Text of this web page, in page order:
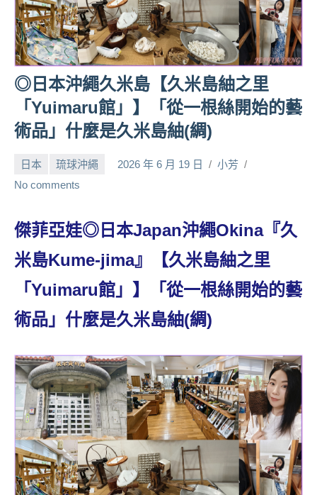
題
旅
遊、
達
人
路、
旅
節
目
News
金
探
目
外
景
目
主
持、
吳
哥
◎日本沖繩久米島【久米島紬之里
「Yuimaru館」】「從一根絲開始的藝
術品」什麼是久米島紬(綢)
日本 琉球沖繩 2026 年 6 月 19 日
小芳
No comments
傑菲亞娃◎日本Japan沖繩Okina『久
米島Kume-jima』【久米島紬之里
「Yuimaru館」】「從一根絲開始的藝
術品」什麼是久米島紬(綢)